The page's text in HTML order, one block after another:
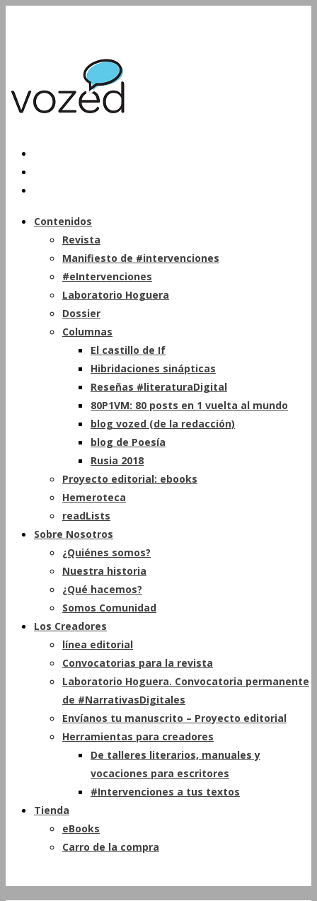
Contenidos
Revista
Manifiesto de #intervenciones
#eIntervenciones
Laboratorio Hoguera
Dossier
Columnas
El castillo de If
Hibridaciones sinápticas
Reseñas #literaturaDigital
80P1VM: 80 posts en 1 vuelta al mundo
blog vozed (de la redacción)
blog de Poesía
Rusia 2018
Proyecto editorial: ebooks
Hemeroteca
readLists
Sobre Nosotros
¿Quiénes somos?
Nuestra historia
¿Qué hacemos?
Somos Comunidad
Los Creadores
línea editorial
Convocatorias para la revista
Laboratorio Hoguera. Convocatoria permanente
de #NarrativasDigitales
Envíanos tu manuscrito – Proyecto editorial
Herramientas para creadores
De talleres literarios, manuales y
vocaciones para escritores
#Intervenciones a tus textos
Tienda
eBooks
Carro de la compra